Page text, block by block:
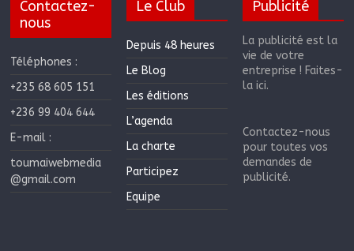
Contactez-
nous
Téléphones :
+235 68 605 151
+236 99 404 644
E-mail :
toumaiwebmedia
@gmail.com
Le Club
Depuis 48 heures
Le Blog
Les éditions
L’agenda
La charte
Participez
Equipe
Publicité
La publicité est la
vie de votre
entreprise ! Faites-
la ici.
Contactez-nous
pour toutes vos
demandes de
publicité.